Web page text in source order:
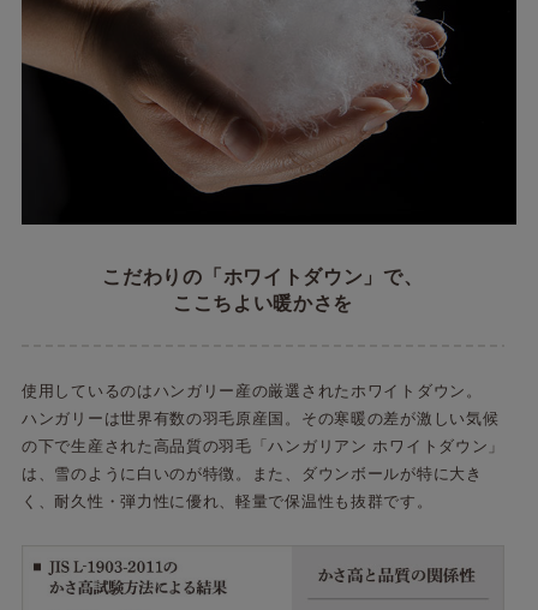
こだわりの「ホワイトダウン」で、
ここちよい暖かさを
使用しているのはハンガリー産の厳選されたホワイトダウン。
ハンガリーは世界有数の羽毛原産国。その寒暖の差が激しい気候
の下で生産された高品質の羽毛「ハンガリアン ホワイトダウン」
は、雪のように白いのが特徴。また、ダウンボールが特に大き
く、耐久性・弾力性に優れ、軽量で保温性も抜群です。